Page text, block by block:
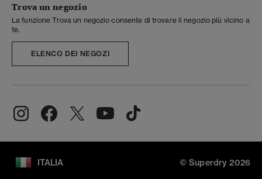
Trova un negozio
La funzione Trova un negozio consente di trovare il negozio più vicino a
te.
ELENCO DEI NEGOZI
ITALIA © Superdry 2026